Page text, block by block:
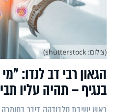
הגאון רבי דב לנדו:
בנגיף – תהיה עליו
(צילום: shutterstock)